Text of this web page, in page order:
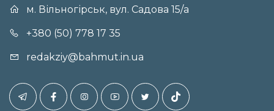
м. Вільногірськ, вул. Садова 15/а
+380 (50) 778 17 35
redakziy@bahmut.in.ua